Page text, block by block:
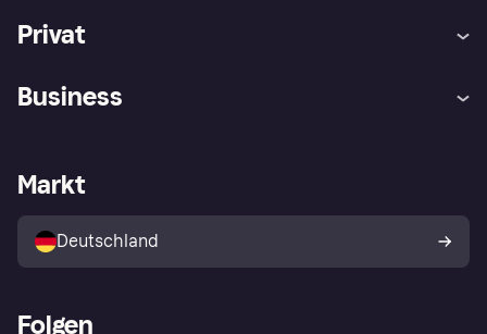
Privat
Klarna App
Shops entdecken
Käuferschutzrichtlinie
Dein Widerrufsrecht
Business
Händlerportal
Markt
Deutschland
Folgen